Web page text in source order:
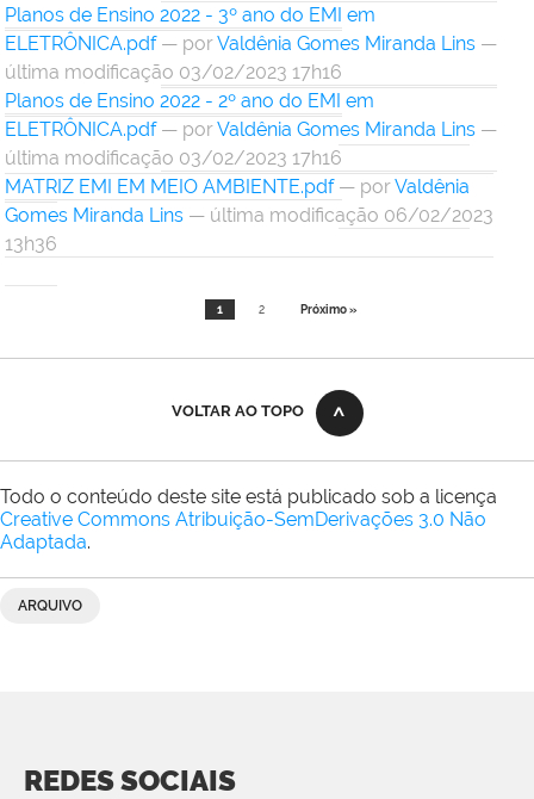
Planos de Ensino 2022 - 3º ano do EMI em
ELETRÔNICA.pdf — porValdênia Gomes Miranda Lins —
última modificação 03/02/2023 17h16
Planos de Ensino 2022 - 2º ano do EMI em
ELETRÔNICA.pdf — porValdênia Gomes Miranda Lins —
última modificação 03/02/2023 17h16
MATRIZ EMI EM MEIO AMBIENTE.pdf — porValdênia
Gomes Miranda Lins — última modificação 06/02/2023
13h36
1 2 Próximo »
VOLTAR AO TOPO
Todo o conteúdo deste site está publicado sob a licença
Creative Commons Atribuição-SemDerivações 3.0 Não
Adaptada.
ARQUIVO
REDES SOCIAIS